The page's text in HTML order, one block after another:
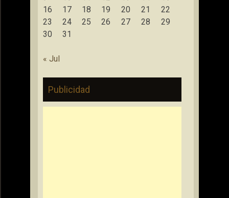
16
17 18 19 20 21
22
23
24 25 26 27 28
29
30
31
« Jul
Publicidad